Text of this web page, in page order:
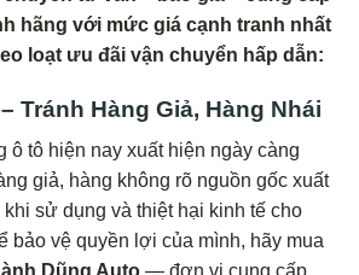
hãng với mức giá cạnh tranh nhất
loạt ưu đãi vận chuyển hấp dẫn:
Tránh Hàng Giả, Hàng Nhái
ô tô hiện nay xuất hiện ngày càng
giả, hàng không rõ nguồn gốc xuất
sử dụng và thiệt hại kinh tế cho
bảo vệ quyền lợi của mình, hãy mua